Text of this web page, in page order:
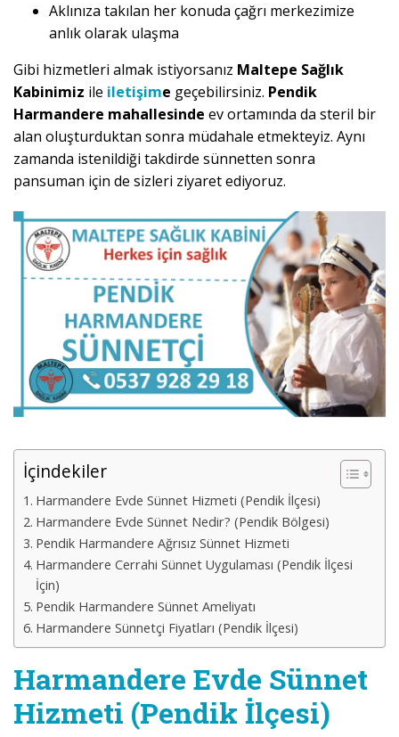
Aklınıza takılan her konuda çağrı merkezimize
anlık olarak ulaşma
Gibi hizmetleri almak istiyorsanız Maltepe Sağlık
Kabinimiz ile iletişime geçebilirsiniz. Pendik
Harmandere mahallesinde ev ortamında da steril bir
alan oluşturduktan sonra müdahale etmekteyiz. Aynı
zamanda istenildiği takdirde sünnetten sonra
pansuman için de sizleri ziyaret ediyoruz.
İçindekiler
Harmandere Evde Sünnet Hizmeti (Pendik İlçesi)
Harmandere Evde Sünnet Nedir? (Pendik Bölgesi)
Pendik Harmandere Ağrısız Sünnet Hizmeti
Harmandere Cerrahi Sünnet Uygulaması (Pendik İlçesi
İçin)
Pendik Harmandere Sünnet Ameliyatı
Harmandere Sünnetçi Fiyatları (Pendik İlçesi)
Harmandere Evde Sünnet
Hizmeti (Pendik İlçesi)